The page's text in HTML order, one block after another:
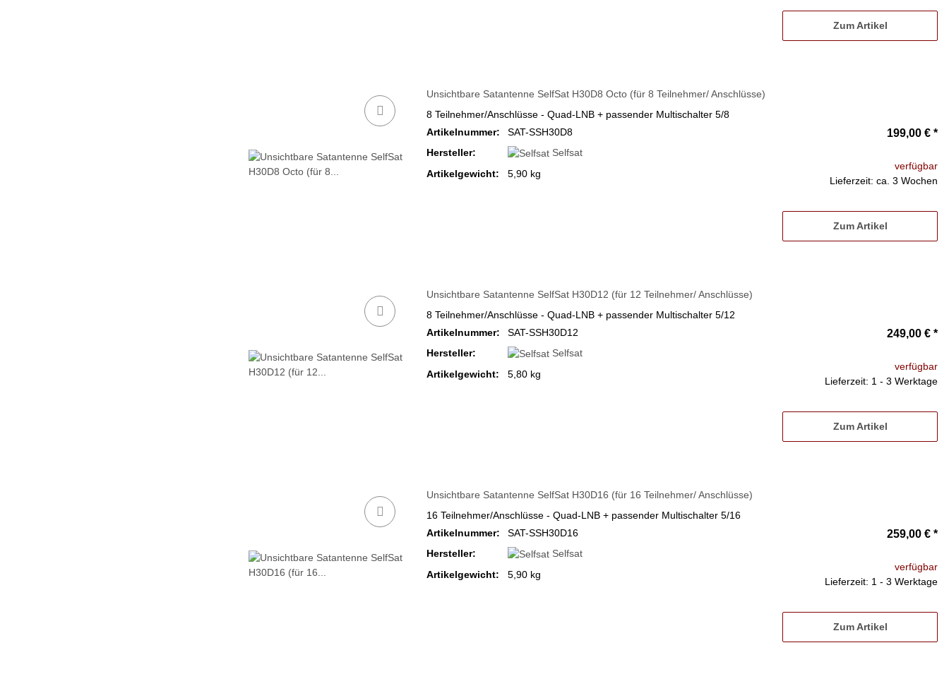
Zum Artikel
Unsichtbare Satantenne SelfSat H30D8 Octo (für 8 Teilnehmer/ Anschlüsse)
8 Teilnehmer/Anschlüsse - Quad-LNB + passender Multischalter 5/8
Artikelnummer:
SAT-SSH30D8
Hersteller:
Selfsat
Artikelgewicht:
5,90 kg
199,00 € *
verfügbar
Lieferzeit: ca. 3 Wochen
Zum Artikel
Unsichtbare Satantenne SelfSat H30D12 (für 12 Teilnehmer/ Anschlüsse)
8 Teilnehmer/Anschlüsse - Quad-LNB + passender Multischalter 5/12
Artikelnummer:
SAT-SSH30D12
Hersteller:
Selfsat
Artikelgewicht:
5,80 kg
249,00 € *
verfügbar
Lieferzeit: 1 - 3 Werktage
Zum Artikel
Unsichtbare Satantenne SelfSat H30D16 (für 16 Teilnehmer/ Anschlüsse)
16 Teilnehmer/Anschlüsse - Quad-LNB + passender Multischalter 5/16
Artikelnummer:
SAT-SSH30D16
Hersteller:
Selfsat
Artikelgewicht:
5,90 kg
259,00 € *
verfügbar
Lieferzeit: 1 - 3 Werktage
Zum Artikel